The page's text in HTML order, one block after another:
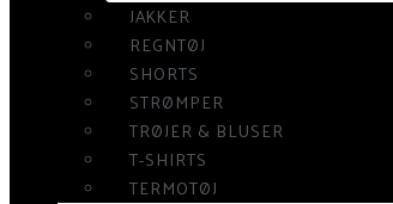
JAKKER
REGNTØJ
SHORTS
STRØMPER
TRØJER & BLUSER
T-SHIRTS
TERMOTØJ